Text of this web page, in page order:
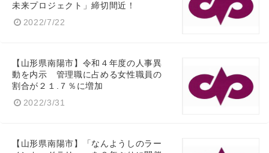
未来プロジェクト」締切間近！
2022/7/22
【山形県南陽市】令和４年度の人事異
動を内示 管理職に占める女性職員の
割合が２１.７％に増加
2022/3/31
【山形県南陽市】「なんようしのラー
English